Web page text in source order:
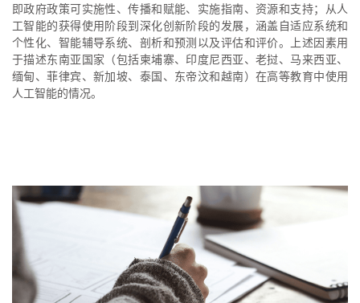
即政府政策可实施性、传播和赋能、实施指南、资源和支持；从人
工智能的获得使用阶段到深化创新阶段的发展，涵盖自适应系统和
个性化、智能辅导系统、剖析和预测以及评估和评价。上述因素用
于描述东南亚国家（包括柬埔寨、印度尼西亚、老挝、马来西亚、
缅甸、菲律宾、新加坡、泰国、东帝汶和越南）在高等教育中使用
人工智能的情况。